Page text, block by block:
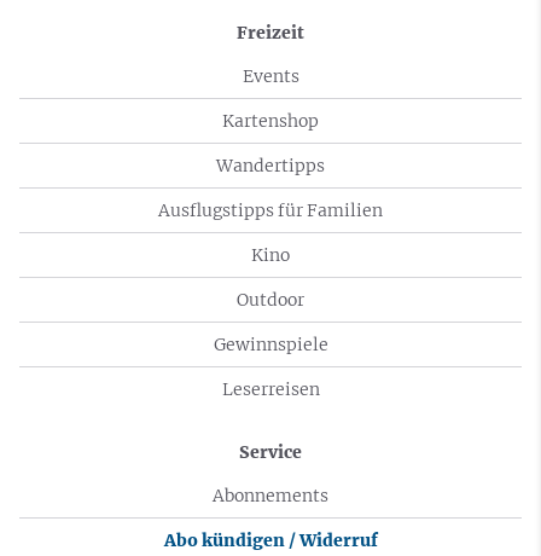
Freizeit
Events
Kartenshop
Wandertipps
Ausflugstipps für Familien
Kino
Outdoor
Gewinnspiele
Leserreisen
Service
Abonnements
Abo kündigen / Widerruf